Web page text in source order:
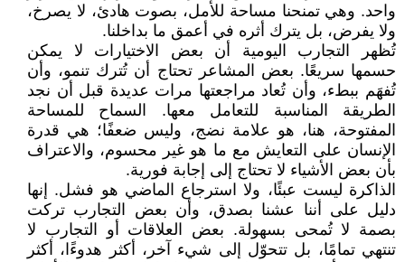
واحد. وهي تمنحنا مساحة للأمل، بصوت هادئ، لا يصرخ،
ولا يفرض، بل يترك أثره في أعمق ما بداخلنا.
تُظهر التجارب اليومية أن بعض الاختيارات لا يمكن
حسمها سريعًا. بعض المشاعر تحتاج أن تُترك تنمو، وأن
تُفهَم ببطء، وأن تُعاد مراجعتها مرات عديدة قبل أن نجد
الطريقة المناسبة للتعامل معها. السماح للمساحة
المفتوحة، هنا، هو علامة نضج، وليس ضعفًا؛ هي قدرة
الإنسان على التعايش مع ما هو غير محسوم، والاعتراف
بأن بعض الأشياء لا تحتاج إلى إجابة فورية.
الذاكرة ليست عبئًا، ولا استرجاع الماضي هو فشل. إنها
دليل على أننا عشنا بصدق، وأن بعض التجارب تركت
بصمة لا تُمحى بسهولة. بعض العلاقات أو التجارب لا
تنتهي تمامًا، بل تتحوّل إلى شيء آخر، أكثر هدوءًا، أكثر